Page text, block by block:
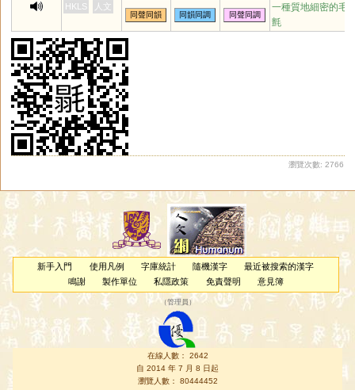
搨 誻 錔
HKLS 人文
同聲同韻 同韻同調 同聲同調
一種質地細密的毛
氈
瀏覽次數: 2766
新手入門 使用凡例 字庫統計 隨機漢字
最近被搜索的漢字
鳴謝
製作單位 私隱政策 免責聲明 意見簿
（管理員 ）
在線人數： 2642
自 2014 年 7 月 8 日起
瀏覽人數： 80444452